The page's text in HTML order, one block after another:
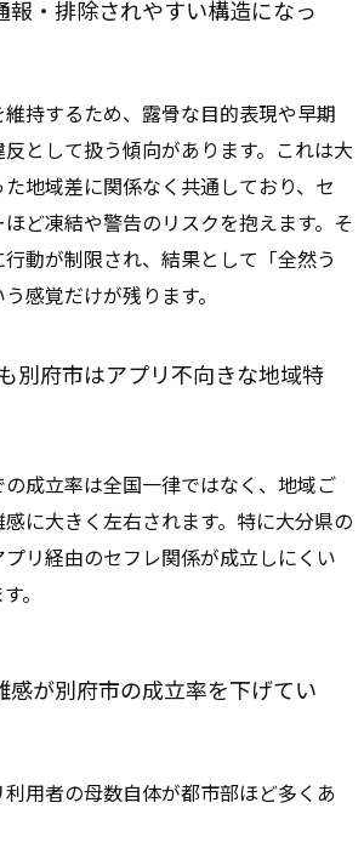
報・排除されやすい構造になっ
持するため、露骨な目的表現や早期
として扱う傾向があります。これは大
地域差に関係なく共通しており、セ
ど凍結や警告のリスクを抱えます。そ
動が制限され、結果として「全然う
感覚だけが残ります。
別府市はアプリ不向きな地域特
成立率は全国一律ではなく、地域ご
に大きく左右されます。特に大分県の
リ経由のセフレ関係が成立しにくい
。
感が別府市の成立率を下げてい
用者の母数自体が都市部ほど多くあ